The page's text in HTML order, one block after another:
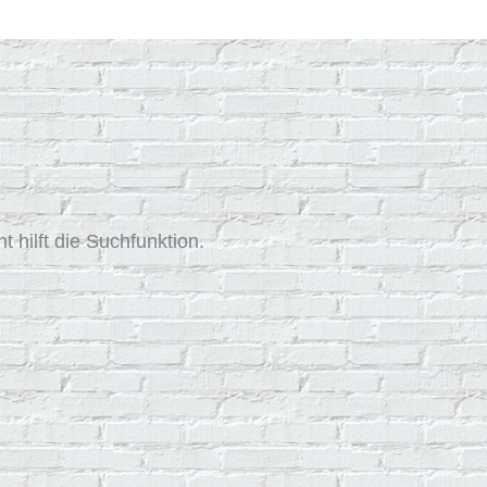
hilft die Suchfunktion.